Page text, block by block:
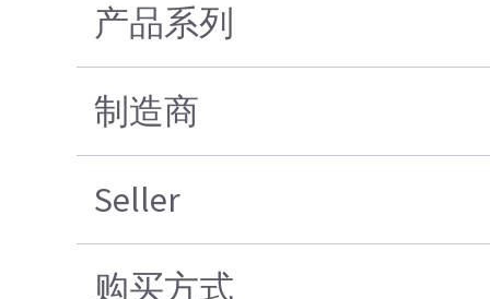
产品系列
制造商
Seller
购买方式